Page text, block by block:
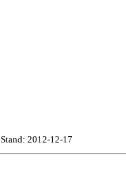
Stand: 2012-12-17